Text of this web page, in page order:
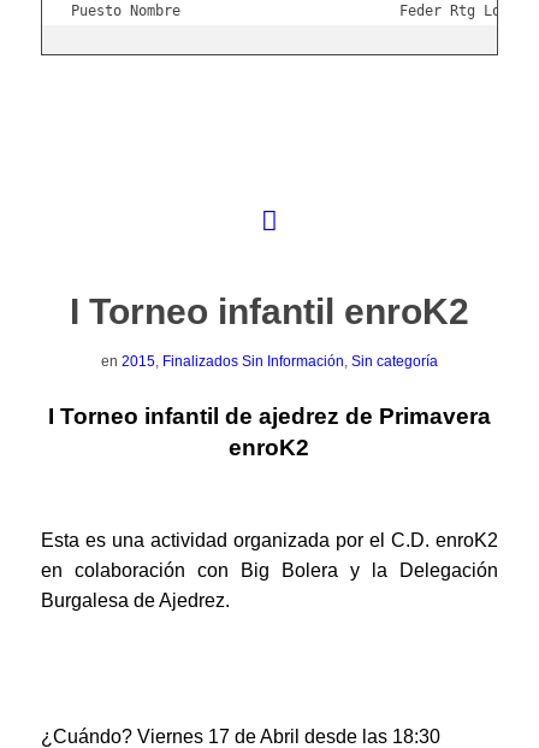
Puesto Nombre                          Feder Rtg
I Torneo infantil enroK2
en 2015, Finalizados Sin Información Sin categoría
I Torneo infantil de ajedrez de Primavera
enroK2
Esta es una actividad organizada por el C.D. enroK2
en colaboración con Big Bolera y la Delegación
Burgalesa de Ajedrez.
¿Cuándo? Viernes 17 de Abril desde las 18:30